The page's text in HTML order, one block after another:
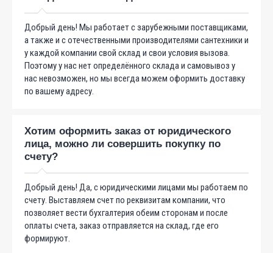
Добрый день! Мы работает с зарубежными поставщиками,
а также и с отечественными производителями сантехники и
у каждой компании свой склад и свои условия вызова.
Поэтому у нас нет определённого склада и самовывоз у
нас невозможен, но мы всегда можем оформить доставку
по вашему адресу.
Хотим оформить заказ от юридического
лица, можно ли совершить покупку по
счету?
Добрый день! Да, с юридическими лицами мы работаем по
счету. Выставляем счет по реквизитам компании, что
позволяет вести бухгалтерия обеим сторонам и после
оплаты счета, заказ отправляется на склад, где его
формируют.